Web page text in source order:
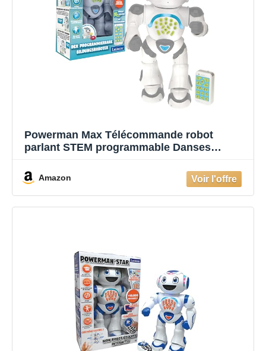
Powerman Max Télécommande robot
parlant STEM programmable Danses
les enfants à partir de 4 ans - Allemand
Amazon